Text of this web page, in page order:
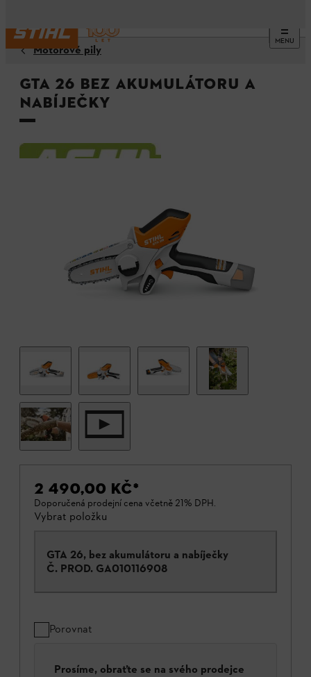
MENU
Motorové pily
GTA 26 bez akumulátoru a
nabíječky
2 490,00 KČ*
Doporučená prodejní cena včetně 21% DPH.
Vybrat položku
GTA 26, bez akumulátoru a nabíječky
Č. PROD. GA010116908
Porovnat
Prosíme, obraťte se na svého prodejce